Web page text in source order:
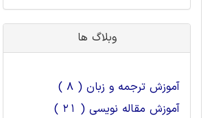
وبلاگ ها
آموزش ترجمه و زبان ( 8 )
آموزش مقاله نویسی ( 21 )